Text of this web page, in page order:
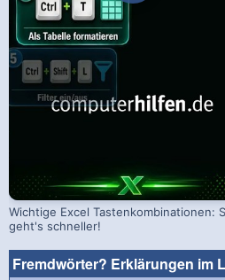
Wichtige Excel Tastenkombinationen:
geht's schneller!
Fremdwörter? Erklärungen im